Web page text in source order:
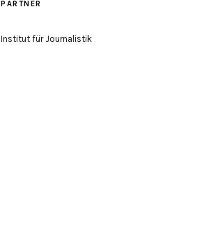
PARTNER
Institut für Journalistik